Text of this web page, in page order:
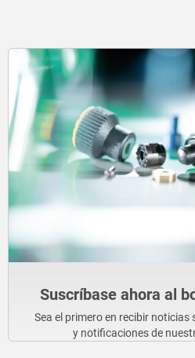
Suscríbase ahora al
Sea el primero en recibir
y notificaciones de